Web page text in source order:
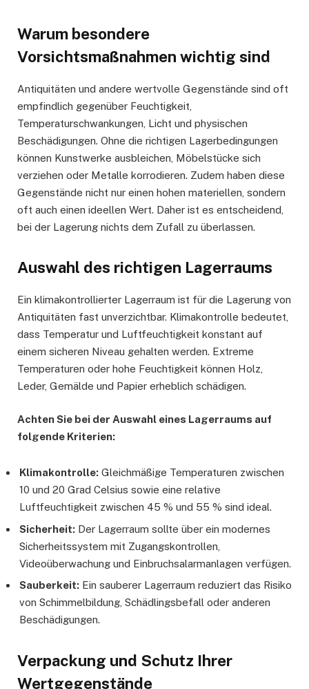
Warum besondere
Vorsichtsmaßnahmen wichtig sind
Antiquitäten und andere wertvolle Gegenstände sind oft
empfindlich gegenüber Feuchtigkeit,
Temperaturschwankungen, Licht und physischen
Beschädigungen. Ohne die richtigen Lagerbedingungen
können Kunstwerke ausbleichen, Möbelstücke sich
verziehen oder Metalle korrodieren. Zudem haben diese
Gegenstände nicht nur einen hohen materiellen, sondern
oft auch einen ideellen Wert. Daher ist es entscheidend,
bei der Lagerung nichts dem Zufall zu überlassen.
Auswahl des richtigen Lagerraums
Ein klimakontrollierter Lagerraum ist für die Lagerung von
Antiquitäten fast unverzichtbar. Klimakontrolle bedeutet,
dass Temperatur und Luftfeuchtigkeit konstant auf
einem sicheren Niveau gehalten werden. Extreme
Temperaturen oder hohe Feuchtigkeit können Holz,
Leder, Gemälde und Papier erheblich schädigen.
Achten Sie bei der Auswahl eines Lagerraums auf
folgende Kriterien:
Klimakontrolle: Gleichmäßige Temperaturen zwischen
10 und 20 Grad Celsius sowie eine relative
Luftfeuchtigkeit zwischen 45 % und 55 % sind ideal.
Sicherheit: Der Lagerraum sollte über ein modernes
Sicherheitssystem mit Zugangskontrollen,
Videoüberwachung und Einbruchsalarmanlagen verfügen.
Sauberkeit: Ein sauberer Lagerraum reduziert das Risiko
von Schimmelbildung, Schädlingsbefall oder anderen
Beschädigungen.
Verpackung und Schutz Ihrer
Wertgegenstände